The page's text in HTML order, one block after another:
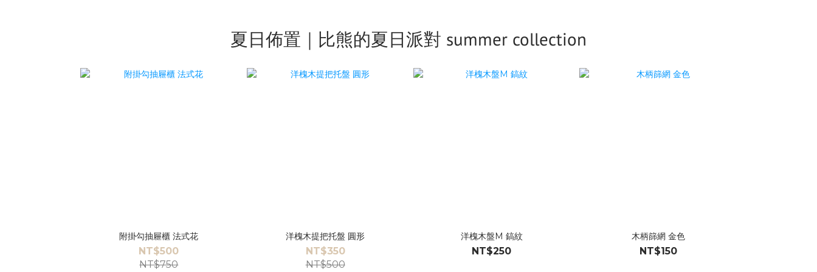
夏日佈置｜比熊的夏日派對 summer collection
附掛勾抽屜櫃 法式花
NT$500
NT$750
洋槐木提把托盤 圓形
NT$350
NT$500
洋槐木盤M 鎬紋
NT$250
木柄篩網 金色
NT$150